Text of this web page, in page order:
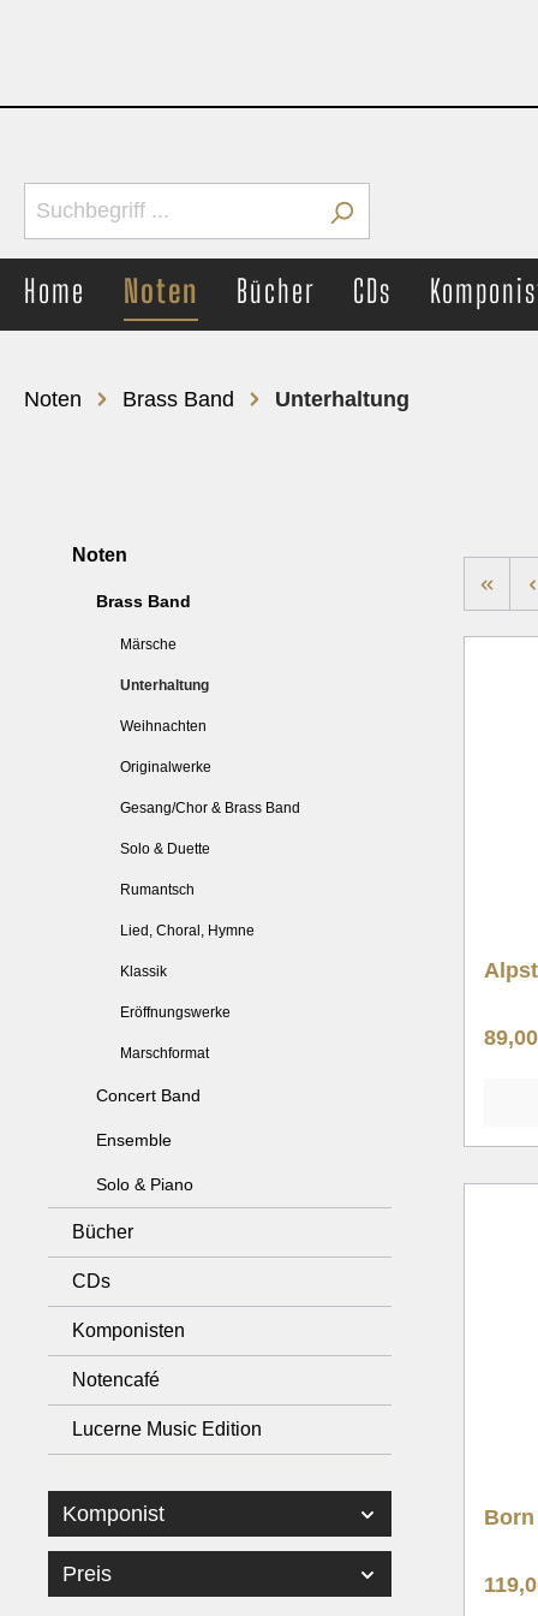
Home Noten Bücher CDs
Originalwerke
Gesang/Chor & Brass Band
Solo & Duette
Rumantsch
Lied, Choral, Hymne
Klassik
Eröffnungswerke
Marschformat
Noten Brass Band Unterhaltung
Noten
Brass Band
Märsche
Unterhaltung
Weihnachten
Originalwerke
Gesang/Chor & Brass Band
Solo & Duette
Rumantsch
Lied, Choral, Hymne
Klassik
Eröffnungswerke
Marschformat
Concert Band
Ensemble
Solo & Piano
Bücher
CDs
Komponisten
Notencafé
Lucerne Music Edition
Komponist
Preis